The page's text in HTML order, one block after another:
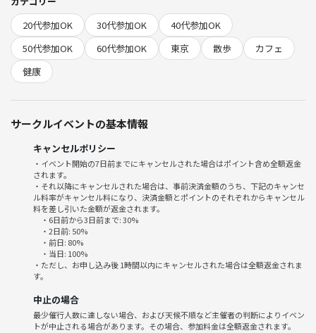
暑い日の場合は帽子を持ってくるのがおすすめです（天気によって調整
ください）
重めの話題はご遠慮ください。
たくさんの人に参加してもらってありがとうございます（主催者よりお
⚠️禁止事項⚠️
他サークルへの引き抜き
連絡なしドタキャン
マルチネットワークビジネスへの勧誘
＊悪質なものは見つけた際に通報と出禁対応しますのでお気を付けくだ
さい。
20代参加OK
30代参加OK
40代参加OK
50代参加OK
60代参加OK 東京 散歩
カフェ
健康
サークルイベントの基本情報
キャンセルポリシー
・イベント開始の7日前までにキャンセルされた場合はポイント含め全額返金
されます。
・それ以降にキャンセルされた場合は、事前決済金額のうち、下記のキャンセ
ル料率がキャンセル料になり、決済金額とポイントのそれぞれからキャンセル
料を差し引いた金額が返金されます。
・6日前から3日前まで: 30%
・2日前: 50%
・前日: 80%
・当日: 100%
・ただし、お申し込み後 1時間以内にキャンセルされた場合は全額返金されま
す。
中止の場合
最少催行人数に達しない場合、および天候不順など主催者の判断によりイベン
トが中止される場合があります。その場合、参加料金は全額返金されます。